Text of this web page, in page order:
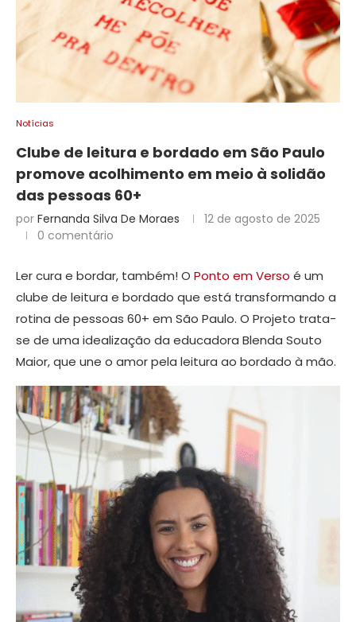
Notícias
Clube de leitura e bordado em São Paulo
promove acolhimento em meio à solidão
das pessoas 60+
por Fernanda Silva De Moraes
12 de agosto de 2025
0 comentário
Ler cura e bordar, também! O Ponto em Verso é um
clube de leitura e bordado que está transformando a
rotina de pessoas 60+ em São Paulo. O Projeto trata-
se de uma idealização da educadora Blenda Souto
Maior, que une o amor pela leitura ao bordado à mão.